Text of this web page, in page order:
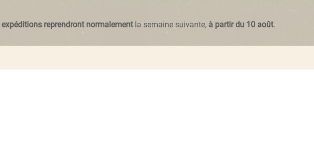
expéditions reprendront normalementla semaine suivante, à partir du 10 août.